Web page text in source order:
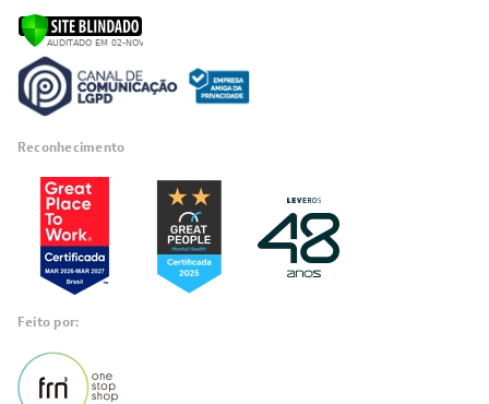
Reconhecimento
Feito por: